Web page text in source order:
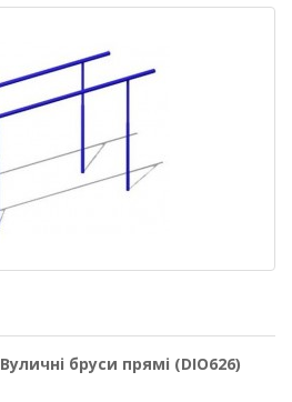
Вуличні бруси прямі (DIO626)